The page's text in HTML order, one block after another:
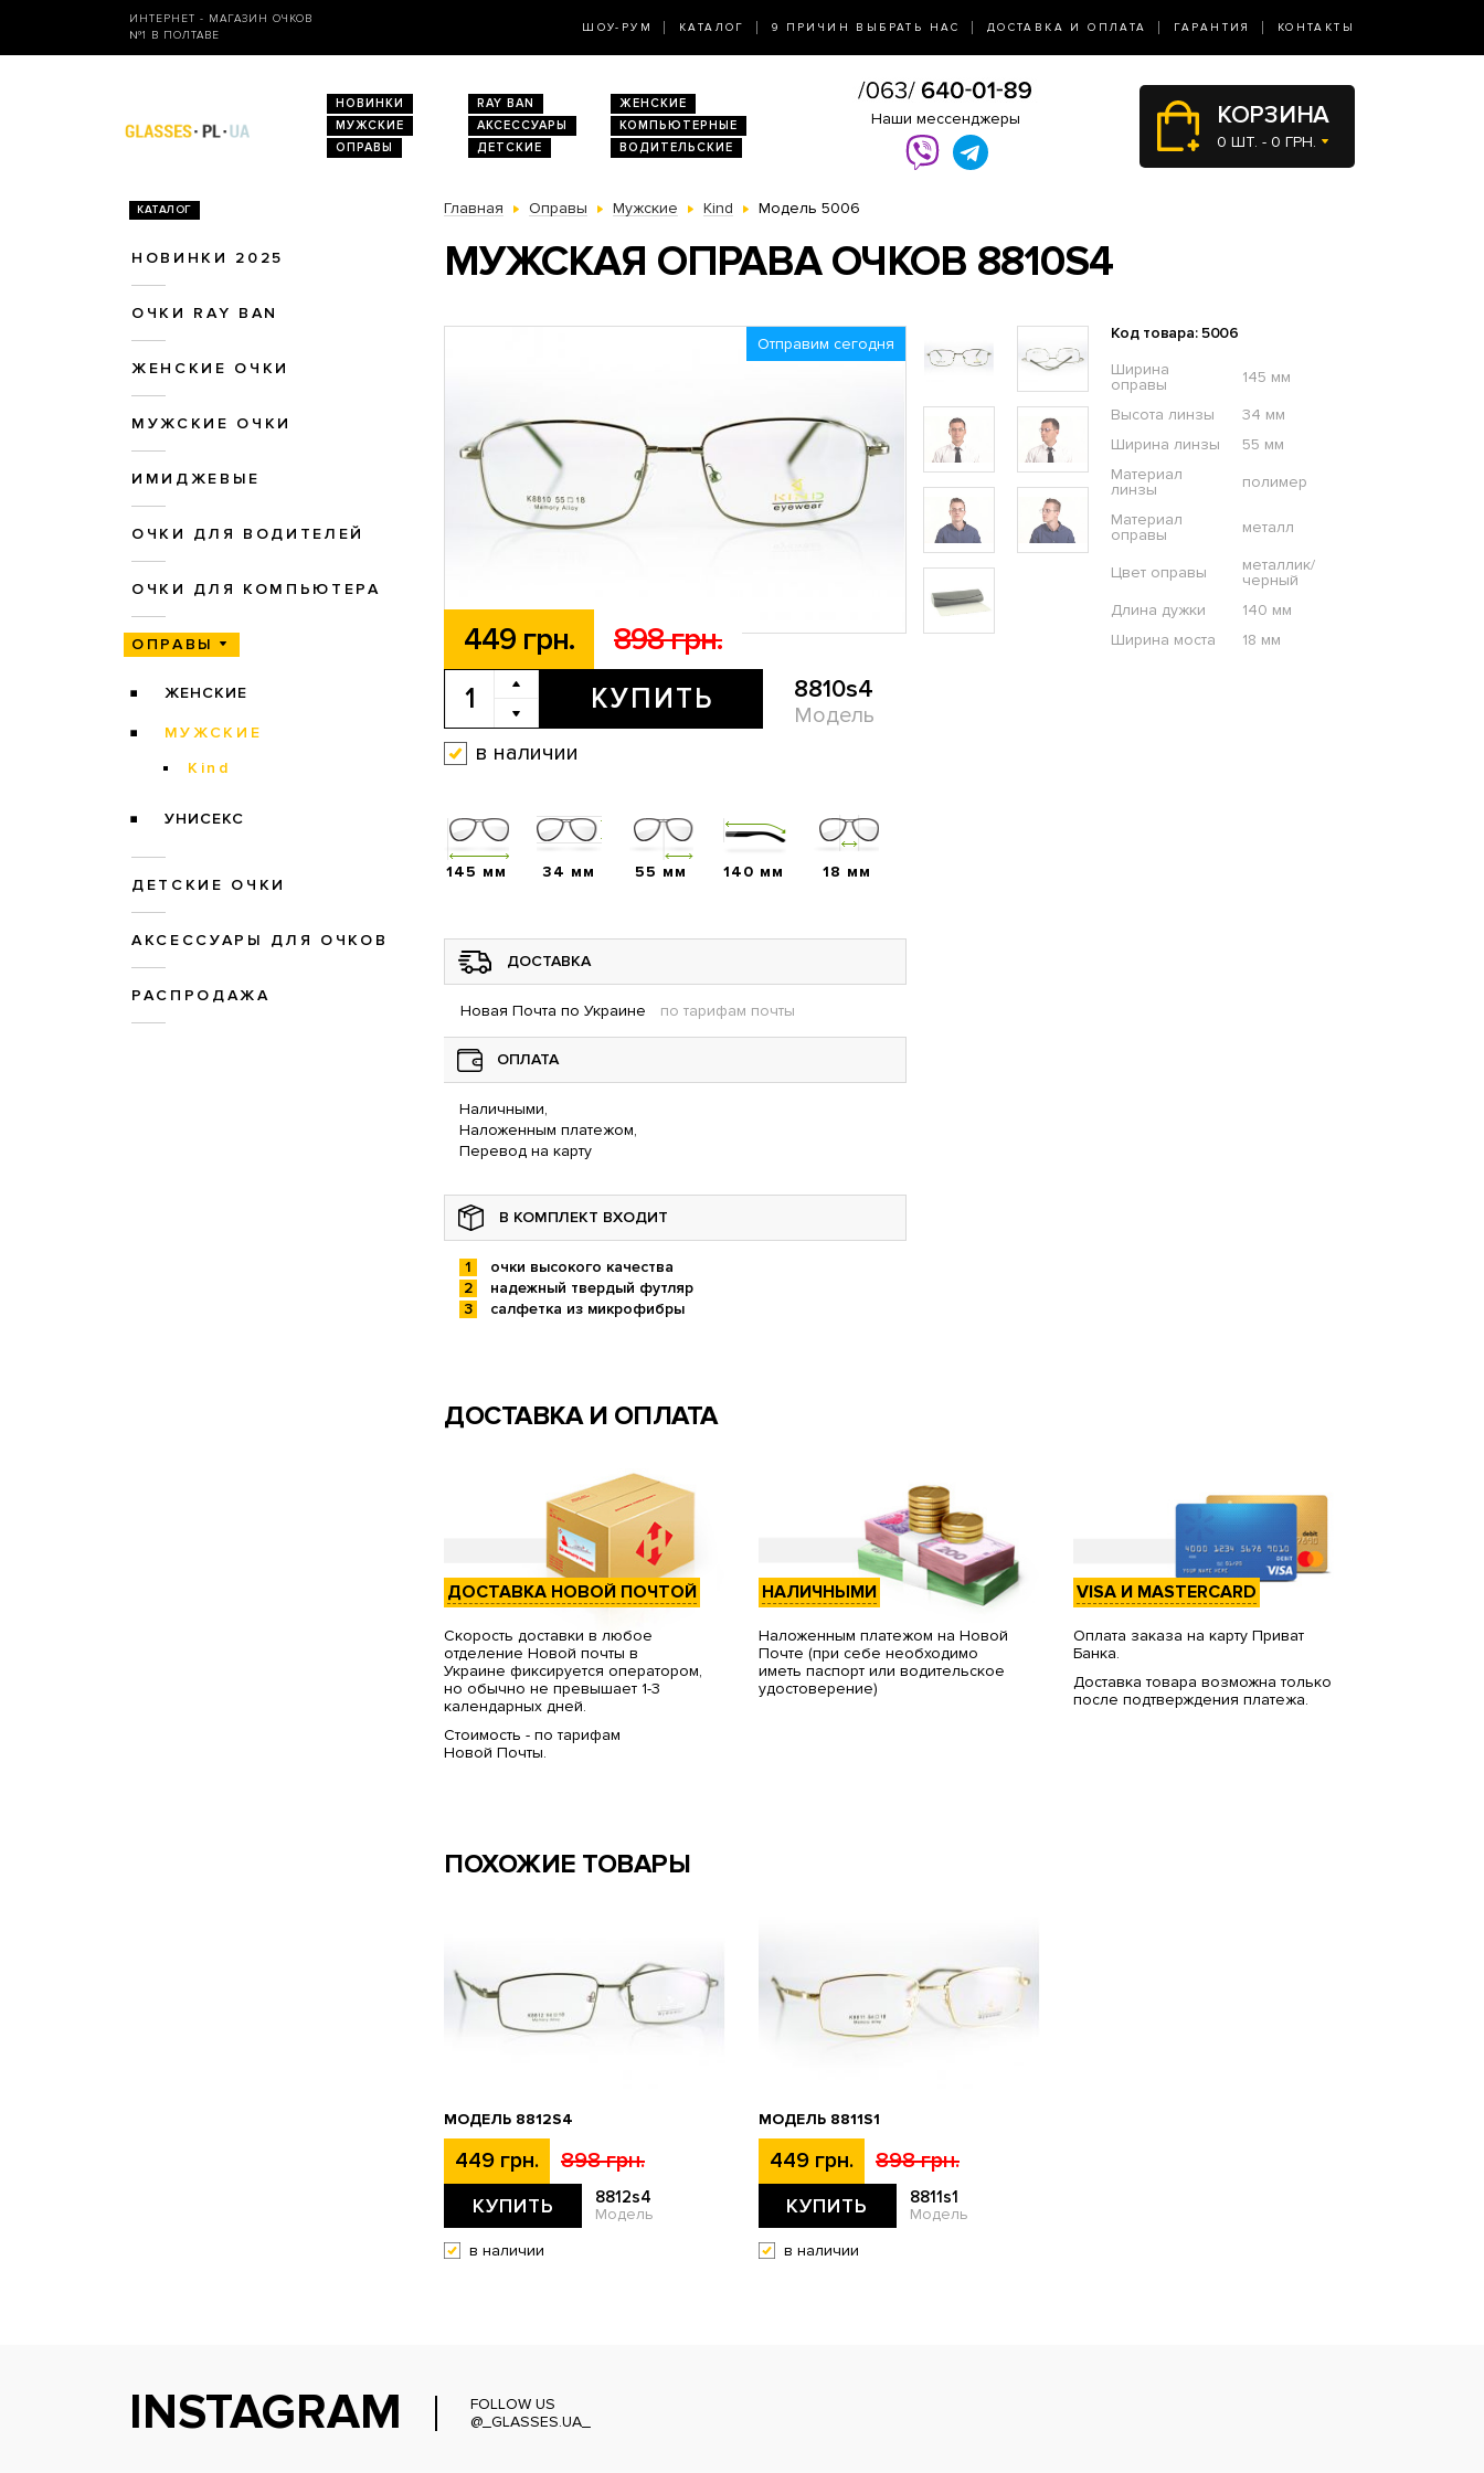
ИНТЕРНЕТ - МАГАЗИН ОЧКОВ
№1 В ПОЛТАВЕ
ШОУ-РУМ КАТАЛОГ 9 ПРИЧИН ВЫБРАТЬ НАС ДОСТАВКА И ОПЛАТА ГАРАНТИЯ КОНТАКТЫ
НОВИНКИ RAY BAN
ЖЕНСКИЕ
МУЖСКИЕ
АКСЕССУАРЫ
КОМПЬЮТЕРНЫЕ
ОПРАВЫ
ДЕТСКИЕ ВОДИТЕЛЬСКИЕ
Наши мессенджеры КОРЗИНА
0 ШТ. - 0 ГРН.
КАТАЛОГ
НОВИНКИ 2025
ОЧКИ RAY BAN
ЖЕНСКИЕ ОЧКИ
МУЖСКИЕ ОЧКИ
ИМИДЖЕВЫЕ
ОЧКИ ДЛЯ ВОДИТЕЛЕЙ
ОЧКИ ДЛЯ КОМПЬЮТЕРА
ОПРАВЫ
ЖЕНСКИЕ
МУЖСКИЕ
Kind
УНИСЕКС
ДЕТСКИЕ ОЧКИ
АКСЕССУАРЫ ДЛЯ ОЧКОВ
РАСПРОДАЖА
Главная Оправы Мужские Kind Модель 5006
МУЖСКАЯ ОПРАВА ОЧКОВ 8810S4
Отправим сегодня
449 грн. 898 грн.
КУПИТЬ 8810s4
Модель
в наличии
Код товара: 5006
Ширина
оправы
145 мм
Высота линзы
34 мм
Ширина линзы
55 мм
Материал
линзы
полимер
Материал
оправы
металл
Цвет оправы
металлик/
черный
Длина дужки
140 мм
Ширина моста
18 мм
145 мм 34 мм 55 мм 140 мм 18 мм
ДОСТАВКА
Новая Почта по Украине по тарифам почты
ОПЛАТА
Наличными,
Наложенным платежом,
Перевод на карту
В КОМПЛЕКТ ВХОДИТ
очки высокого качества
надежный твердый футляр
салфетка из микрофибры
ДОСТАВКА И ОПЛАТА
ДОСТАВКА НОВОЙ ПОЧТОЙ
Скорость доставки в любое
отделение Новой почты в
Украине фиксируется оператором,
но обычно не превышает 1-3
календарных дней.
Стоимость - по тарифам
Новой Почты.
НАЛИЧНЫМИ
Наложенным платежом на Новой
Почте (при себе необходимо
иметь паспорт или водительское
удостоверение)
VISA И MASTERCARD
Оплата заказа на карту Приват
Банка.
Доставка товара возможна только
после подтверждения платежа.
ПОХОЖИЕ ТОВАРЫ
МОДЕЛЬ 8812S4
449 грн. 898 грн.
КУПИТЬ 8812s4
Модель
в наличии
МОДЕЛЬ 8811S1
449 грн. 898 грн.
КУПИТЬ 8811s1
Модель
в наличии
INSTAGRAM
FOLLOW US
@_GLASSES.UA_